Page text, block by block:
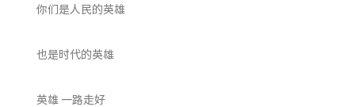
你们是人民的英雄
也是时代的英雄
英雄 一路走好